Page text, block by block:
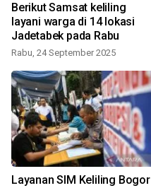
Berikut Samsat keliling
layani warga di 14 lokasi
Jadetabek pada Rabu
Rabu, 24 September 2025
Layanan SIM Keliling Bogor